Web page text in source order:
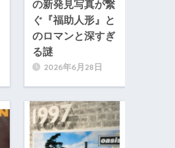
の新発見写真が繋
ぐ『福助人形』と
のロマンと深すぎ
る謎
2026年6月28日